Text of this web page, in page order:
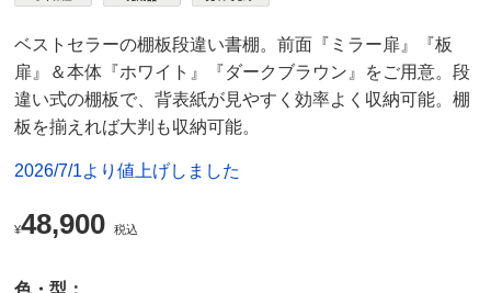
ベストセラーの棚板段違い書棚。前面『ミラー扉』『板
扉』＆本体『ホワイト』『ダークブラウン』をご用意。段
違い式の棚板で、背表紙が見やすく効率よく収納可能。棚
板を揃えれば大判も収納可能。
2026/7/1より値上げしました
¥48,900 税込
色・型：